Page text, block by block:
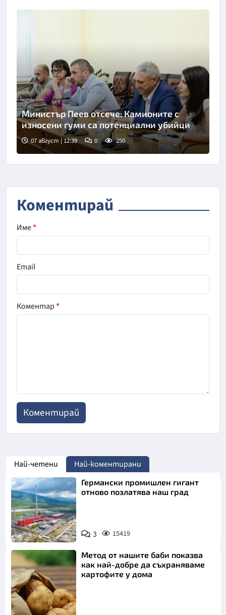
Министър Пеев отсече: Камионите с
износени гуми са потенциални убийци
07 август | 12:39 0 250
Коментирай
Име*
Email
Коментар*
Най-четени Най-коментирани
Германски промишлен гигант
отново позлатява наш град
3 15419
Метод от нашите баби показва
как най-добре да съхраняваме
картофите у дома